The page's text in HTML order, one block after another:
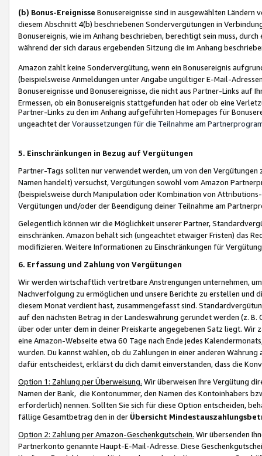
(b) Bonus-Ereignisse Bonusereignisse sind in ausgewählten Ländern
diesem Abschnitt 4(b) beschriebenen Sondervergütungen in
Bonusereignis, wie im Anhang beschrieben, berechtigt sein muss,
während der sich daraus ergebenden Sitzung die im Anhang
Amazon zahlt keine Sondervergütung, wenn ein Bonusereignis
(beispielsweise Anmeldungen unter Angabe ungültiger E-Mail-
Bonusereignisse und Bonusereignisse, die nicht aus Partner-Links auf
Ermessen, ob ein Bonusereignis stattgefunden hat oder ob eine
Partner-Links zu den im Anhang aufgeführten Homepages für
ungeachtet derVoraussetzungen für die Teilnahme am
5. Einschränkungen in Bezug auf Vergütungen
Partner-Tags sollten nur verwendet werden, um von den
Namen handelt) versuchst, Vergütungen sowohl vom Amazon
(beispielsweise durch Manipulation oder Kombination von
Vergütungen und/oder der Beendigung deiner Teilnahme am
Gelegentlich können wir die Möglichkeit unserer Partner,
einschränken. Amazon behält sich (ungeachtet etwaiger Fristen) das
modifizieren. Weitere Informationen zu Einschränkungen für
6. Erfassung und Zahlung von Vergütungen
Wir werden wirtschaftlich vertretbare Anstrengungen unternehmen,
Nachverfolgung zu ermöglichen und unsere Berichte zu erstellen und
diesem Monat verdient hast, zusammengefasst sind.
auf den nächsten Betrag in der Landeswährung gerundet werden (z.
über oder unter dem in deiner Preiskarte angegebenen Satz liegt.
eine Amazon-Webseite etwa 60 Tage nach Ende jedes
wurden. Du kannst wählen, ob du Zahlungen in einer anderen
dafür entscheidest, erklärst du dich damit einverstanden, dass die
Option 1: Zahlung per Überweisung. Wir überweisen Ihre Vergütung
Namen der Bank, die Kontonummer, den Namen des Kontoinhabers
erforderlich) nennen. Sollten Sie sich für diese Option entscheiden,
fällige Gesamtbetrag den in der Übersicht
Option 2: Zahlung per Amazon-Geschenkgutschein. Wir übersenden
Partnerkonto genannte Haupt-E-Mail-Adresse. Diese